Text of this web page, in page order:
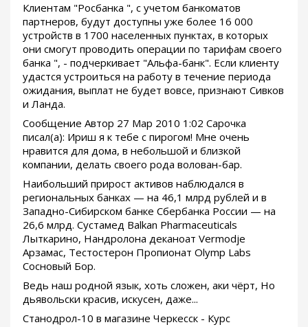
Клиентам "Росбанка ", с учетом банкоматов
партнеров, будут доступны уже более 16 000
устройств в 1700 населенных пунктах, в которых
они смогут проводить операции по тарифам своего
банка ", - подчеркивает "Альфа-банк". Если клиенту
удастся устроиться на работу в течение периода
ожидания, выплат не будет вовсе, признают Сивков
и Ланда.
Сообщение Автор 27 Мар 2010 1:02 Сарочка
писал(а): Ириш я к тебе с пирогом! Мне очень
нравится для дома, в небольшой и близкой
компании, делать своего рода волован-бар.
Наибольший прирост активов наблюдался в
региональных банках — на 46,1 млрд рублей и в
Западно-Сибирском банке Сбербанка России — на
26,6 млрд. Сустамед Balkan Pharmaceuticals
Лыткарино, Нандролона деканоат Vermodje
Арзамас, Тестостерон Пропионат Olymp Labs
Сосновый Бор.
Ведь наш родной язык, хоть сложен, аки чёрт, Но
дьявольски красив, искусен, даже...
Станодрол-10 в магазине Черкесск - Курс